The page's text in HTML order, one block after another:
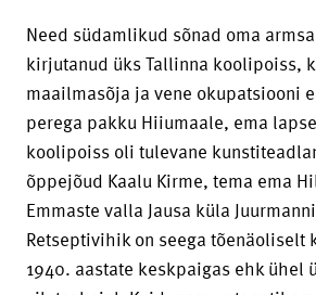
Need südamlikud sõnad oma
kirjutanud üks Tallinna koolipoiss,
maailmasõja ja vene okupatsiooni
perega pakku Hiiumaale, ema
koolipoiss oli tulevane
õppejõud Kaalu Kirme, tema ema
Emmaste valla Jausa küla
Retseptivihik on seega tõenäoliselt
1940. aastate keskpaigas ehk ühel